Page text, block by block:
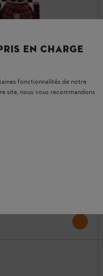
EN CHARGE
fonctionnalités de notre
site, nous vous recommandons